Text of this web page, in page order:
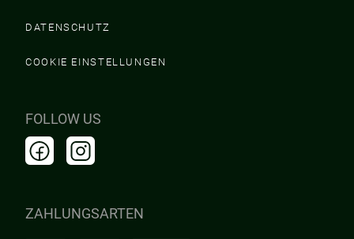
DATENSCHUTZ
COOKIE EINSTELLUNGEN
FOLLOW US
ZAHLUNGSARTEN